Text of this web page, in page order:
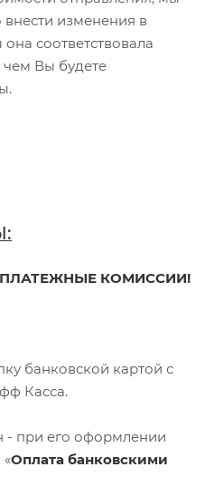
изменения в
соответствовала
чем Вы будете
КОМИССИИ!
банковской картой с
Касса.
- при его оформлении
Оплата банковскими